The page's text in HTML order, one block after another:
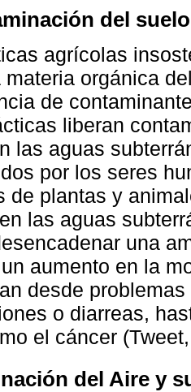
del
agrícolas
materia orgánica
de
liberan
las aguas
por los seres
de plantas y
las aguas
una
aumento en la
desde
o diarreas,
el cáncer
del Aire y